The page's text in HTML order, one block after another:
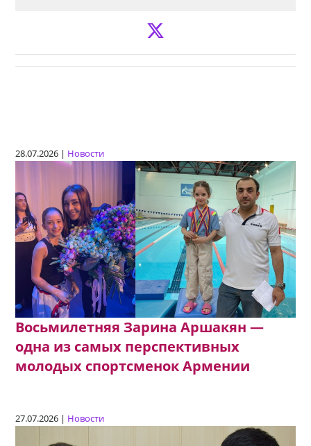
28.07.2026 | Новости
Восьмилетняя Зарина Аршакян —
одна из самых перспективных
молодых спортсменок Армении
27.07.2026 | Новости